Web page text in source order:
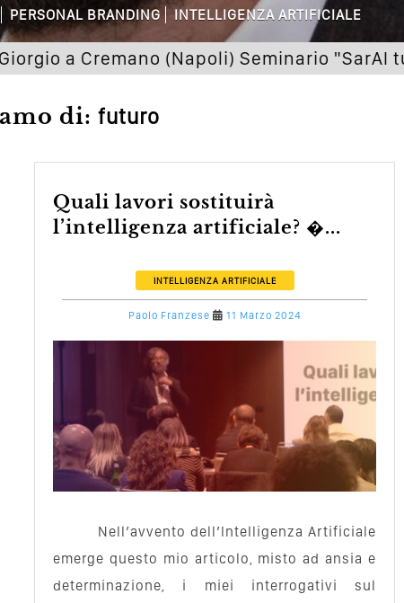
Contenuti Di Valore O Solo Rumore…
Probabilmente Tutto Peggiorerà
Politica? Il Caso Delle Braccia
PERSONAL BRANDING INTELLIGENZA ARTIFICIALE
a Cremano (Napoli) Seminario "SarAI tu la
di: futuro
Quali lavori sostituirà
l’intelligenza artificiale? �...
INTELLIGENZA ARTIFICIALE
Paolo Franzese 11 Marzo 2024
Nell’avvento dell’Intelligenza Artificiale
emerge questo mio articolo, misto ad ansia e
determinazione, i miei interrogativi sul